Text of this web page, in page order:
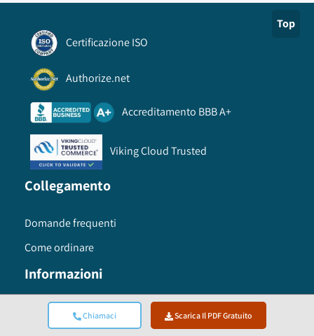
Chiamaci Scarica Il PDF Gratuito
Top
Certificazione ISO
Authorize.net
Accreditamento BBB A+
Viking Cloud Trusted
Collegamento
Domande frequenti
Come ordinare
Informazioni
Termini di utilizzo